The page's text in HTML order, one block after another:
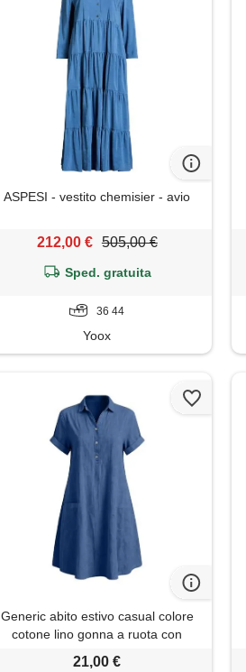
ASPESI - vestito chemisier - avio
212,00 € 505,00 €
Sped. gratuita
36 44
Yoox
Generic abito estivo casual colore
cotone lino gonna a ruota con
bottoni in metallo maxi abito lungo
21,00 €